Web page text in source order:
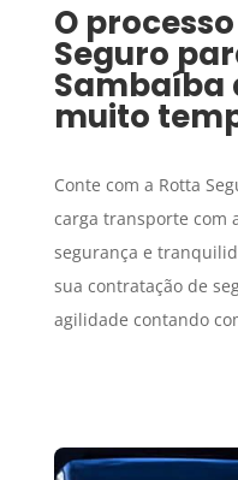
O
Seguro
Sambaíba
muito
Conte com a Rotta
carga transporte com
segurança e
sua contratação de
agilidade contando